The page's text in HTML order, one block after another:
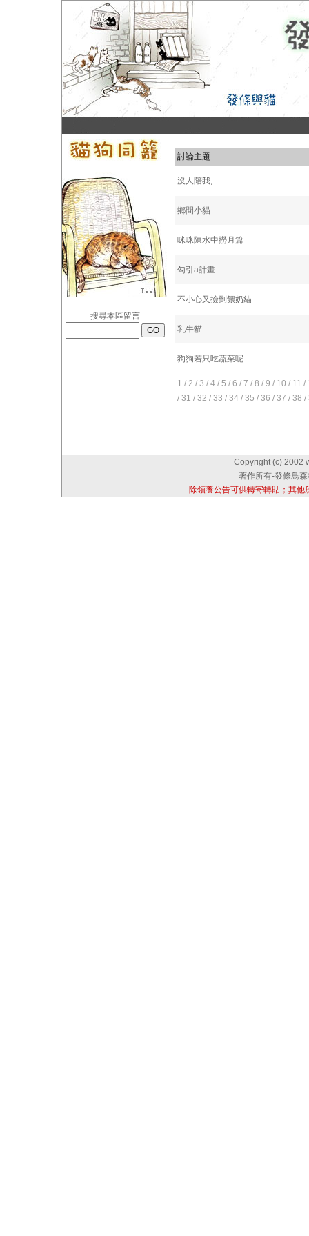
搜尋本區留言
討論主題
沒人陪我,
鄉間小貓
咪咪陳水中撈月篇
勾引a計畫
不小心又撿到餵奶貓
乳牛貓
狗狗若只吃蔬菜呢
1 / 2 / 3 / 4 / 5 / 6 / 7 / 8 / 9 / 10 / 11 /
/ 31 / 32 / 33 / 34 / 35 / 36 / 37 / 38 /
Copyright (c) 2002
著作所有-發條鳥
除領養公告可供轉寄轉貼；其